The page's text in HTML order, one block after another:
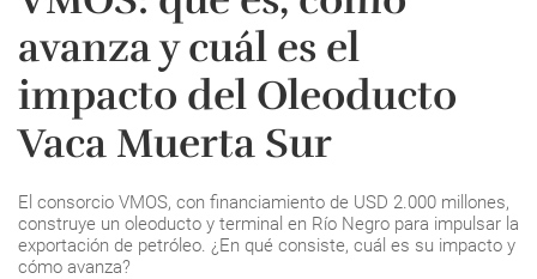
avanza y cuál es el
impacto del Oleoducto
Vaca Muerta Sur
El consorcio VMOS, con financiamiento de USD 2.000 millones,
construye un oleoducto y terminal en Río Negro para impulsar la
exportación de petróleo. ¿En qué consiste, cuál es su impacto y
cómo avanza?